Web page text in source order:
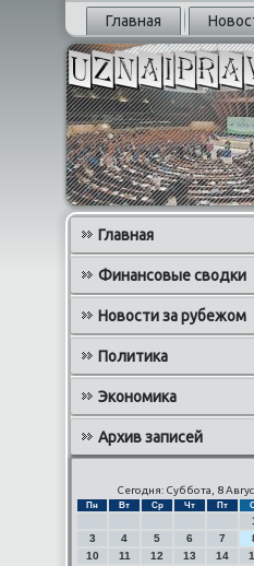
Главная
Главная
Финансовые сводки
Новости за рубежом
Политика
Экономика
Архив записей
Сегодня: Суббота, 8
Пн Вт Ср Чт Пт
3
4 5 6 7
10
11 12 13 14